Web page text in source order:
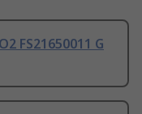
FS21650011 G